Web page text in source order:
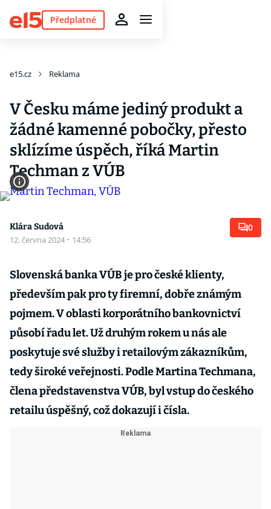
Předplatné
e15.cz Reklama
V Česku máme jediný produkt a
žádné kamenné pobočky, přesto
sklízíme úspěch, říká Martin
Techman z VÚB
Klára Sudová
12. června 2024 · 14:56
0
Slovenská banka VÚB je pro české klienty,
především pak pro ty firemní, dobře známým
pojmem. V oblasti korporátního bankovnictví
působí řadu let. Už druhým rokem u nás ale
poskytuje své služby i retailovým zákazníkům,
tedy široké veřejnosti. Podle Martina Techmana,
člena představenstva VÚB, byl vstup do českého
retailu úspěšný, což dokazují i čísla.